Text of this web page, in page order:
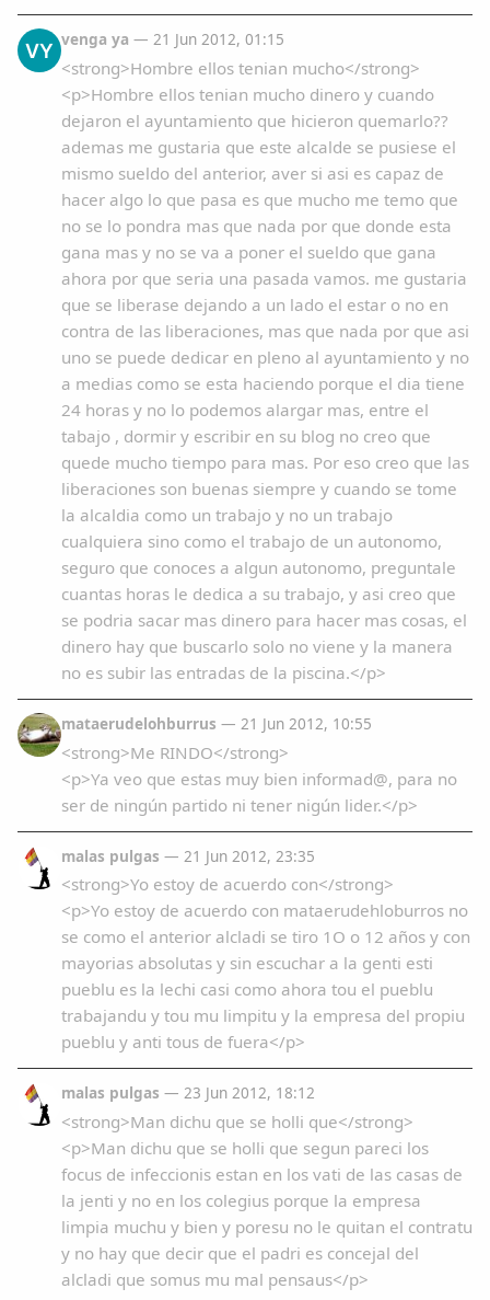
VY venga ya — 21 Jun 2012, 01:15
<strong>Hombre ellos tenian mucho</strong>
<p>Hombre ellos tenian mucho dinero y cuando
dejaron el ayuntamiento que hicieron quemarlo??
ademas me gustaria que este alcalde se pusiese el
mismo sueldo del anterior, aver si asi es capaz de
hacer algo lo que pasa es que mucho me temo que
no se lo pondra mas que nada por que donde esta
gana mas y no se va a poner el sueldo que gana
ahora por que seria una pasada vamos. me gustaria
que se liberase dejando a un lado el estar o no en
contra de las liberaciones, mas que nada por que asi
uno se puede dedicar en pleno al ayuntamiento y no
a medias como se esta haciendo porque el dia tiene
24 horas y no lo podemos alargar mas, entre el
tabajo , dormir y escribir en su blog no creo que
quede mucho tiempo para mas. Por eso creo que las
liberaciones son buenas siempre y cuando se tome
la alcaldia como un trabajo y no un trabajo
cualquiera sino como el trabajo de un autonomo,
seguro que conoces a algun autonomo, preguntale
cuantas horas le dedica a su trabajo, y asi creo que
se podria sacar mas dinero para hacer mas cosas, el
dinero hay que buscarlo solo no viene y la manera
no es subir las entradas de la piscina.</p>
mataerudelohburrus — 21 Jun 2012, 10:55
<strong>Me RINDO</strong>
<p>Ya veo que estas muy bien informad@, para no
ser de ningún partido ni tener nigún lider.</p>
malas pulgas — 21 Jun 2012, 23:35
<strong>Yo estoy de acuerdo con</strong>
<p>Yo estoy de acuerdo con mataerudehloburros no
se como el anterior alcladi se tiro 1O o 12 años y con
mayorias absolutas y sin escuchar a la genti esti
pueblu es la lechi casi como ahora tou el pueblu
trabajandu y tou mu limpitu y la empresa del propiu
pueblu y anti tous de fuera</p>
malas pulgas — 23 Jun 2012, 18:12
<strong>Man dichu que se holli que</strong>
<p>Man dichu que se holli que segun pareci los
focus de infeccionis estan en los vati de las casas de
la jenti y no en los colegius porque la empresa
limpia muchu y bien y poresu no le quitan el contratu
y no hay que decir que el padri es concejal del
alcladi que somus mu mal pensaus</p>